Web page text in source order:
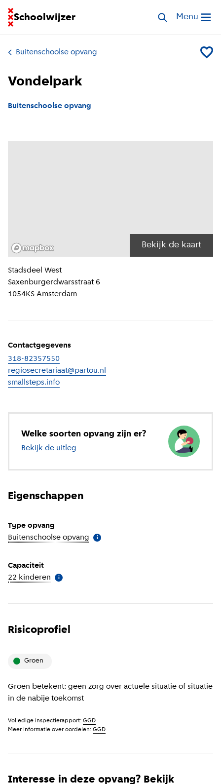
Schoolwijzer
Ga naar homepage van SchoolwijzerZoek opvang
Open
Menu
Buitenschoolse opvang Voeg
Vondelpark
Buitenschoolse opvang
Bekijk de kaart
Locatiegegevens
Stadsdeel West
Saxenburgerdwarsstraat 6
1054KS Amsterdam
Contactgegevens
318-82357550
regiosecretariaat@partou.nl
smallsteps.info
Welke soorten opvang zijn er?
Bekijk de uitleg over verschillende soorten opvang
Eigenschappen
Type opvang
Buitenschoolse opvang Meer informatie
i
Capaciteit
22 kinderen Meer informatie
i
Risicoprofiel
groen
Groen betekent: geen zorg over actuele situatie of situatie
in de nabije toekomst
Volledige inspectierapport: GGD
Meer informatie over oordelen: GGD
Interesse in deze opvang? Bekijk